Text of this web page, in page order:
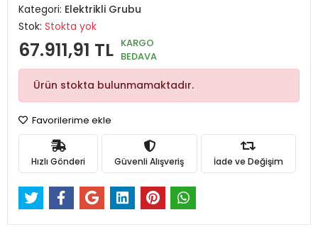
Kategori: Elektrikli Grubu
Stok: Stokta yok
67.911,91 TL KARGO
BEDAVA
Ürün stokta bulunmamaktadır.
Favorilerime ekle
Hızlı Gönderi Güvenli Alışveriş İade ve Değişim